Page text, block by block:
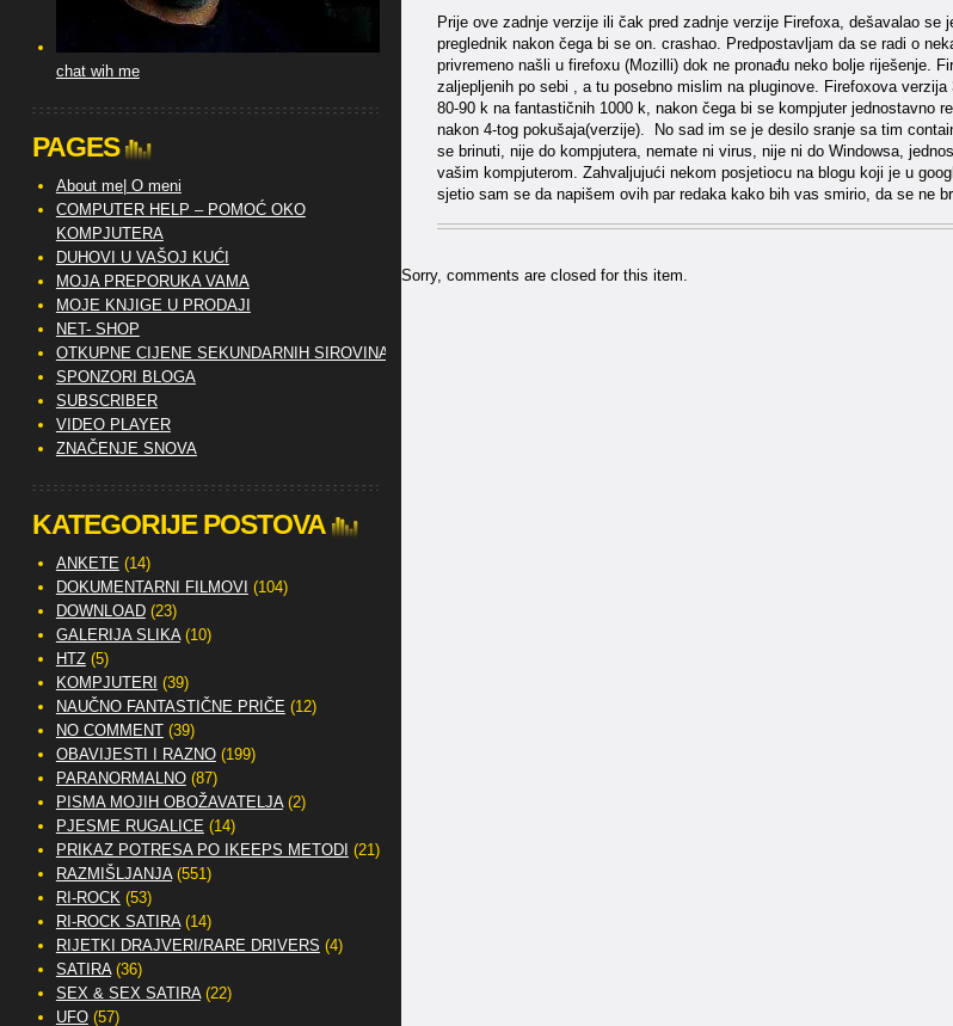
Prije ove zadnje verzije ili čak pred zadnje verzije Firefoxa, dešavalao
preglednik nakon čega bi se on. crashao. Predpostavljam da se radi o
privremeno našli u firefoxu (Mozilli) dok ne pronađu neko bolje riješenje.
zaljepljenih po sebi , a tu posebno mislim na pluginove. Firefoxova
80-90 k na fantastičnih 1000 k, nakon čega bi se kompjuter jednostavno
nakon 4-tog pokušaja(verzije). No sad im se je desilo sranje sa tim
se brinuti, nije do kompjutera, nemate ni virus, nije ni do Windowsa,
vašim kompjuterom. Zahvaljujući nekom posjetiocu na blogu koji je u
sjetio sam se da napišem ovih par redaka kako bih vas smirio, da se ne
Sorry, comments are closed for this item.
chat wih me
PAGES
About me| O meni
COMPUTER HELP – POMOĆ OKO
KOMPJUTERA
DUHOVI U VAŠOJ KUĆI
MOJA PREPORUKA VAMA
MOJE KNJIGE U PRODAJI
NET- SHOP
OTKUPNE CIJENE SEKUNDARNIH SIROVINA
SPONZORI BLOGA
SUBSCRIBER
VIDEO PLAYER
ZNAČENJE SNOVA
KATEGORIJE POSTOVA
ANKETE (14)
DOKUMENTARNI FILMOVI (104)
DOWNLOAD(23)
GALERIJA SLIKA(10)
HTZ(5)
KOMPJUTERI (39)
NAUČNO FANTASTIČNE PRIČE (12)
NO COMMENT(39)
OBAVIJESTI I RAZNO(199)
PARANORMALNO(87)
PISMA MOJIH OBOŽAVATELJA(2)
PJESME RUGALICE (14)
PRIKAZ POTRESA PO IKEEPS METODI (21)
RAZMIŠLJANJA(551)
RI-ROCK(53)
RI-ROCK SATIRA(14)
RIJETKI DRAJVERI/RARE DRIVERS (4)
SATIRA(36)
SEX & SEX SATIRA(22)
UFO(57)